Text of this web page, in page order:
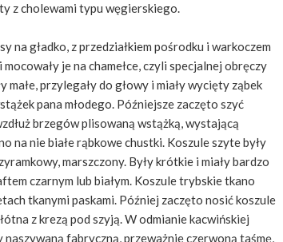
z cholewami typu węgierskiego.
na gładko, z przedziałkiem pośrodku i warkoczem
je na chamełce, czyli specjalnej obręczy
małe, przylegały do głowy i miały wycięty ząbek
pana młodego. Późniejsze zaczęto szyć
brzegów plisowaną wstążką, wystającą
na nie białe rąbkowe chustki. Koszule szyte były
marszczony. Były krótkie i miały bardzo
czarnym lub białym. Koszule trybskie tkano
tkanymi paskami. Później zaczęto nosić koszule
z krezą pod szyją. W odmianie kacwińskiej
naszywaną fabryczną, przeważnie czerwoną taśmę,